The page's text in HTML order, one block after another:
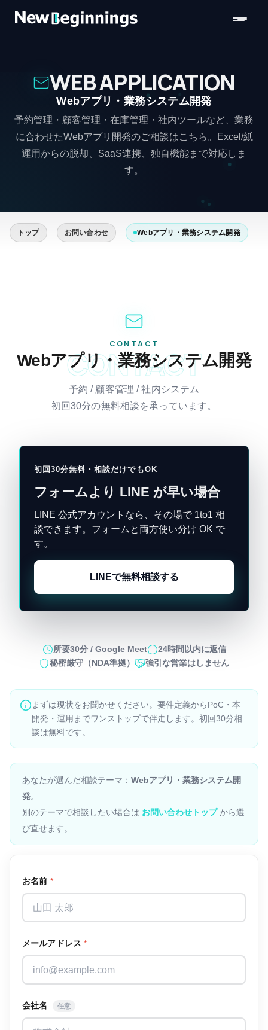
WEB APPLICATION
Webアプリ・業務システム開発
予約管理・顧客管理・在庫管理・社内ツールなど、業務
に合わせたWebアプリ開発のご相談はこちら。Excel/紙
運用からの脱却、SaaS連携、独自機能まで対応しま
す。
トップ お問い合わせ Webアプリ・業務システム開発
CONTACT
CONTACT
Webアプリ・業務システム開発
予約 / 顧客管理 / 社内システム
初回30分の無料相談を承っています。
初回30分無料・相談だけでもOK
フォームより LINE が早い場合
LINE 公式アカウントなら、その場で 1to1 相
談できます。フォームと両方使い分け OK で
す。
LINEで無料相談する
所要30分 / Google Meet
24時間以内に返信
秘密厳守（NDA準拠）
強引な営業はしません
まずは現状をお聞かせください。要件定義からPoC・本
開発・運用までワンストップで伴走します。初回30分相
談は無料です。
あなたが選んだ相談テーマ： Webアプリ・業務システム開
発。
別のテーマで相談したい場合は お問い合わせトップから選
び直せます。
お名前 *
メールアドレス*
会社名 任意